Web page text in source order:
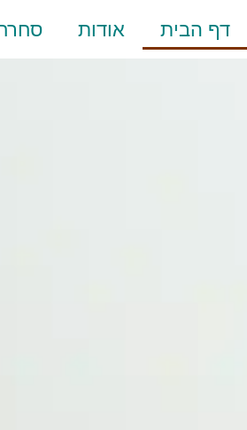
דף הבית אודות